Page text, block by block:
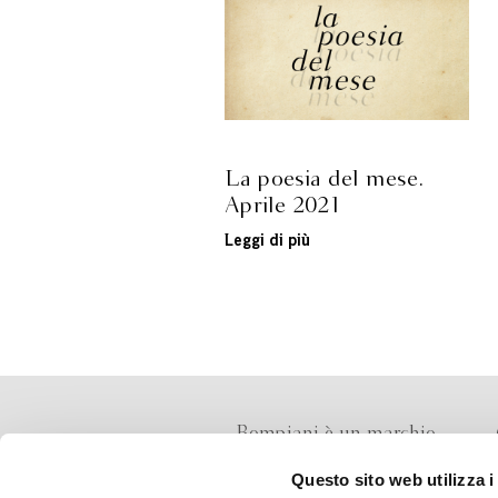
Questo sito web utilizza i
La poesia del mese.
Aprile 2021
Leggi di più
Bompiani è un marchio